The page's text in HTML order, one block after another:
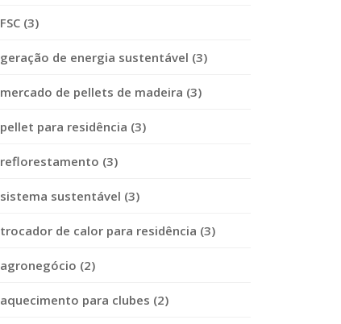
FSC (3)
geração de energia sustentável (3)
mercado de pellets de madeira (3)
pellet para residência (3)
reflorestamento (3)
sistema sustentável (3)
trocador de calor para residência (3)
agronegócio (2)
aquecimento para clubes (2)